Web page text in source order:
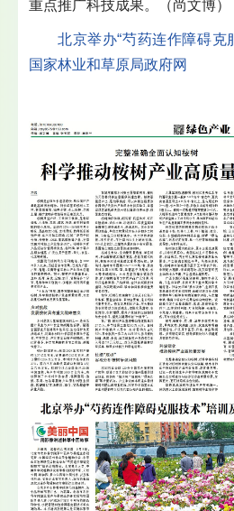
重点推广科技成果。（尚文博）
北京举办“芍药连作障碍克
国家林业和草原局政府网